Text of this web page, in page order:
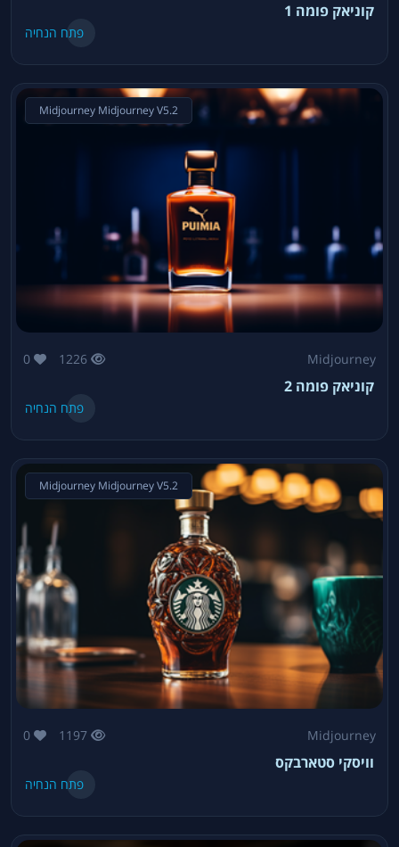
קוניאק פומה 1
פתח הנחיה
Midjourney Midjourney V5.2
Midjourney
1226
0
קוניאק פומה 2
פתח הנחיה
Midjourney Midjourney V5.2
Midjourney
1197
0
וויסקי סטארבקס
פתח הנחיה